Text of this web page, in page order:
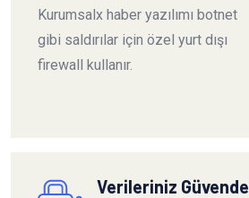
Kurumsalx haber yazılımı botnet
gibi saldırılar için özel yurt dışı
firewall kullanır.
Verileriniz Güvende